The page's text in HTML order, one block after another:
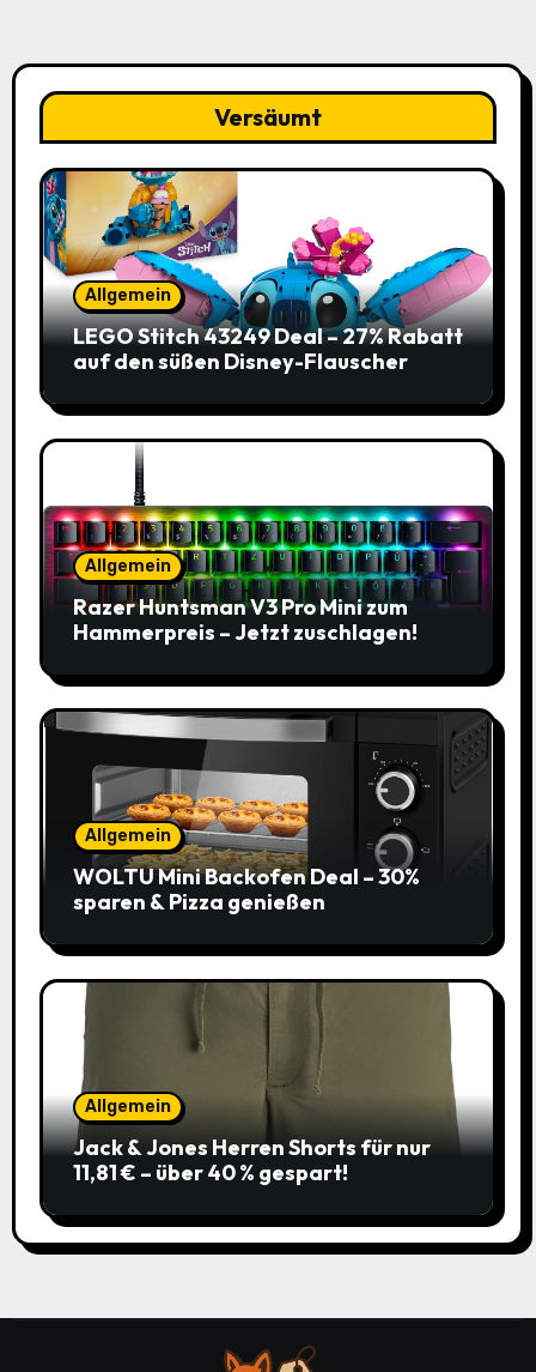
Versäumt
Allgemein
LEGO Stitch 43249 Deal – 27% Rabatt
auf den süßen Disney-Flauscher
Allgemein
Razer Huntsman V3 Pro Mini zum
Hammerpreis – Jetzt zuschlagen!
Allgemein
WOLTU Mini Backofen Deal – 30%
sparen & Pizza genießen
Allgemein
Jack & Jones Herren Shorts für nur
11,81 € – über 40 % gespart!